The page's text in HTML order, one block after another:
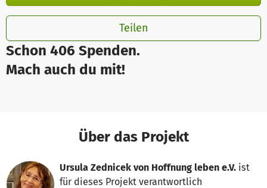
Schon 406 Spenden.
Mach auch du mit!
Teilen
Über das Projekt
Ursula Zednicek von Hoffnung leben e.V. ist
für dieses Projekt verantwortlich